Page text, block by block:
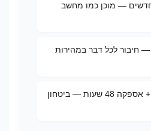
— מוכן כמו מחשב
Thunderbolt 4 — חיבור לכל דבר במהירות
2 שנות אחריות + אספקה 48 שעות — ביטחון